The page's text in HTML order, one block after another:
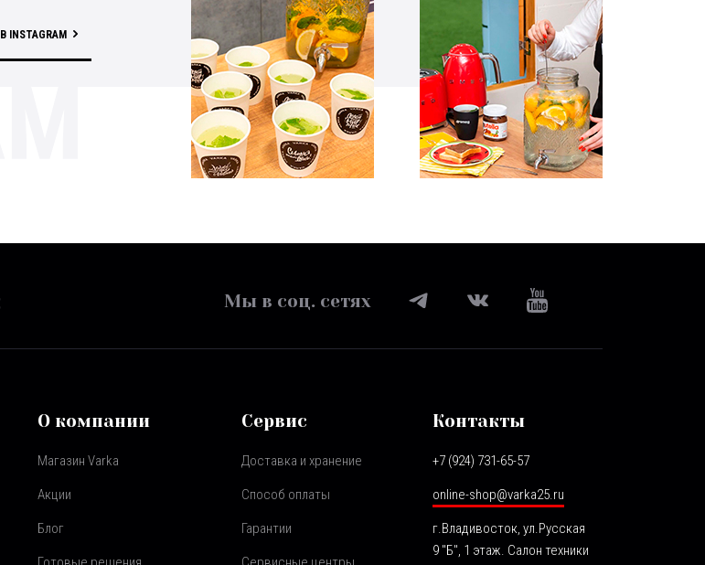
В INSTAGRAM
Мы в соц. сетях
О компании
Магазин Varka
Акции
Блог
Сервис
Доставка и хранение
Способ оплаты
Гарантии
Контакты
+7 (924) 731-65-57
online-shop@varka25.ru
г.Владивосток, ул.Русская
9 "Б", 1 этаж. Салон техники